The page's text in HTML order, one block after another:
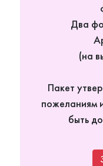
Два
(на
Пакет
пожеланиям
быть